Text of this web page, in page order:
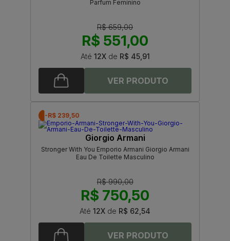
Parfum Feminino
R$ 659,00
R$ 551,00
Até 12Xde R$ 45,91
-R$ 239,50
Giorgio Armani
Stronger With You Emporio Armani Giorgio Armani
Eau De Toilette Masculino
R$ 990,00
R$ 750,50
Até 12X de R$ 62,54